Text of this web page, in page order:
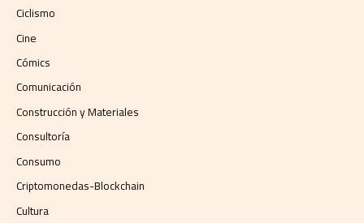
Ciclismo
Cine
Cómics
Comunicación
Construcción y Materiales
Consultoría
Consumo
Criptomonedas-Blockchain
Cultura